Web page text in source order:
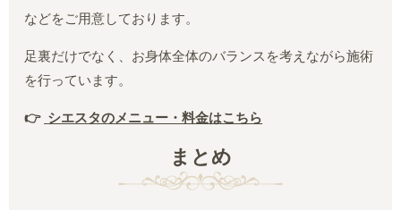
などをご用意しております。
足裏だけでなく、お身体全体のバランスを考えながら施術
を行っています。
👉 シエスタのメニュー・料金はこちら
まとめ